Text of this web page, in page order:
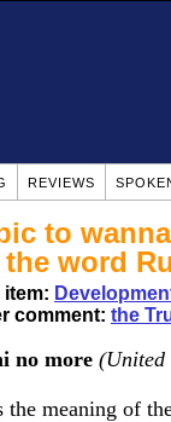
REVIEWS
to
word
item:
comment: the
no more (United
the meaning of